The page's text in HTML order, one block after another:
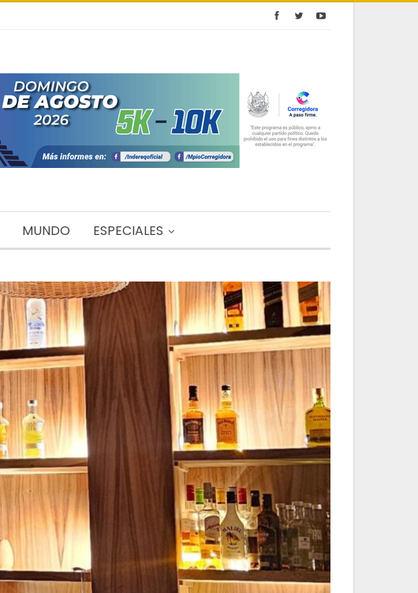
MUNDO ESPECIALES